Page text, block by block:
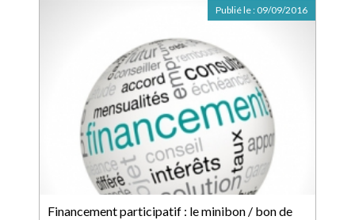
Financement participatif : le minibon / bon de
Publié le : 09/09/2016